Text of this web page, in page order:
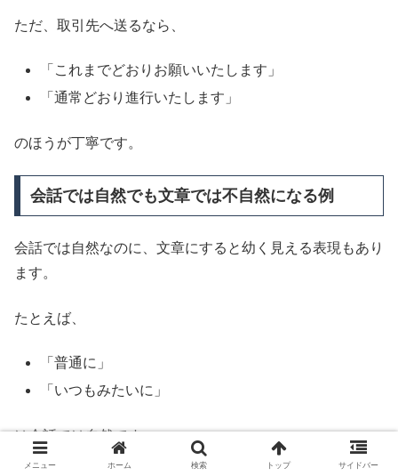
ただ、取引先へ送るなら、
「これまでどおりお願いいたします」
「通常どおり進行いたします」
のほうが丁寧です。
会話では自然でも文章では不自然になる例
会話では自然なのに、文章にすると幼く見える表現もあり
ます。
たとえば、
「普通に」
「いつもみたいに」
は会話では自然です。
メニュー ホーム 検索 トップ サイドバー